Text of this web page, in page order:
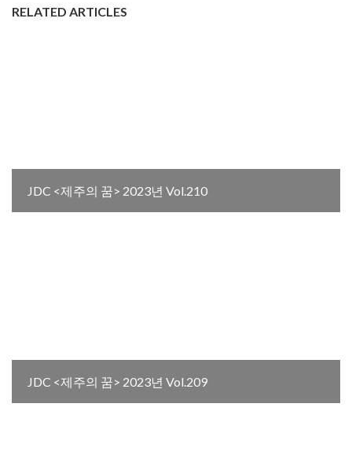
RELATED ARTICLES
JDC <제주의 꿈> 2023년 Vol.210
JDC <제주의 꿈> 2023년 Vol.209